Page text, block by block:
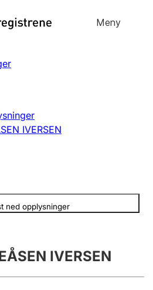
til
Meny
IVERSEN
ned opplysninger
IVERSEN